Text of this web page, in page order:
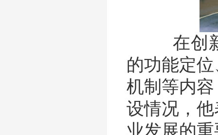
在创新
的功能定
机制等内
设情况，
业发展的